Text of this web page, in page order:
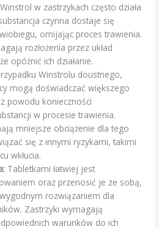
Winstrol w zastrzykach często działa
czynna dostaje się
omijając proces trawienia.
rozłożenia przez układ
opóźnić ich działanie.
Winstrolu doustnego,
mogą doświadczać większego
powodu konieczności
w procesie trawienia.
mniejsze obciążenie dla tego
się z innymi ryzykami, takimi
wkłucia.
Tabletkami łatwiej jest
oraz przenosić je ze sobą,
rozwiązaniem dla
Zastrzyki wymagają
warunków do ich